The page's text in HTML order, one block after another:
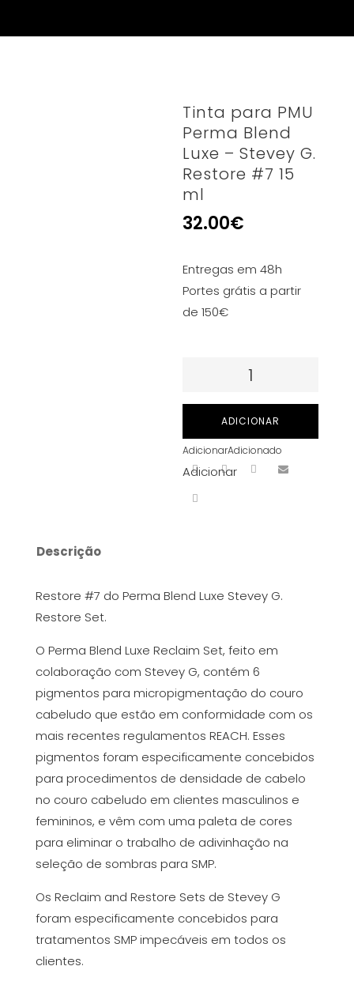
Tinta para PMU
Perma Blend
Luxe – Stevey G.
Restore #7 15
ml
32.00€
Entregas em 48h
Portes grátis a partir
de 150€
Quantidade
PMU
Perma
Blend
Restore
15
ml
ADICIONAR
AdicionarAdicionado
Adicionar
Descrição
Restore #7 do Perma Blend Luxe Stevey G.
Restore Set.
O Perma Blend Luxe Reclaim Set, feito em
colaboração com Stevey G, contém 6
pigmentos para micropigmentação do couro
cabeludo que estão em conformidade com os
mais recentes regulamentos REACH. Esses
pigmentos foram especificamente concebidos
para procedimentos de densidade de cabelo
no couro cabeludo em clientes masculinos e
femininos, e vêm com uma paleta de cores
para eliminar o trabalho de adivinhação na
seleção de sombras para SMP.
Os Reclaim and Restore Sets de Stevey G
foram especificamente concebidos para
tratamentos SMP impecáveis em todos os
clientes.